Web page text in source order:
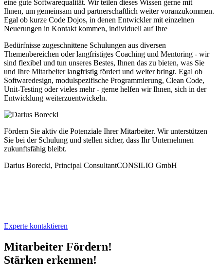
eine gute Softwarequalität. Wir teilen dieses Wissen gerne mit
Ihnen, um gemeinsam und partnerschaftlich weiter voranzukommen.
Egal ob kurze Code Dojos, in denen Entwickler mit einzelnen
Neuerungen in Kontakt kommen, individuell auf Ihre
Bedürfnisse zugeschnittene Schulungen aus diversen
Themenbereichen oder langfristiges Coaching und Mentoring - wir
sind flexibel und tun unseres Bestes, Ihnen das zu bieten, was Sie
und Ihre Mitarbeiter langfristig fördert und weiter bringt. Egal ob
Softwaredesign, modulspezifische Programmierung, Clean Code,
Unit-Testing oder vieles mehr - gerne helfen wir Ihnen, sich in der
Entwicklung weiterzuentwickeln.
Fördern Sie aktiv die Potenziale Ihrer Mitarbeiter. Wir unterstützen
Sie bei der Schulung und stellen sicher, dass Ihr Unternehmen
zukunftsfähig bleibt.
Darius Borecki, Principal ConsultantCONSILIO GmbH
Experte kontaktieren
Mitarbeiter Fördern!
Stärken erkennen!